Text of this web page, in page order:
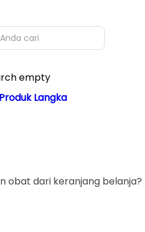
cari
Langka
obat dari keranjang belanja?